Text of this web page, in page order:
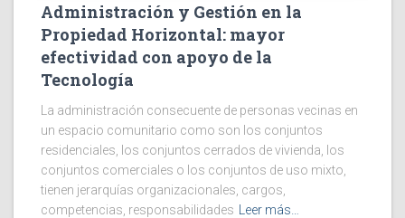
Administración y Gestión en la
Propiedad Horizontal: mayor
efectividad con apoyo de la
Tecnología
La administración consecuente de personas vecinas en
un espacio comunitario como son los conjuntos
residenciales, los conjuntos cerrados de vivienda, los
conjuntos comerciales o los conjuntos de uso mixto,
tienen jerarquías organizacionales, cargos,
competencias, responsabilidades
Leer más…